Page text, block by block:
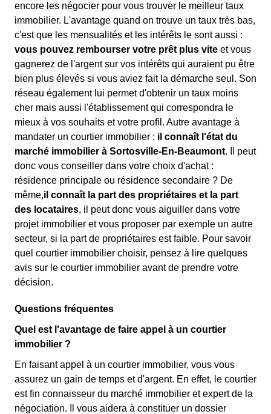
encore les négocier pour vous trouver le meilleur taux
immobilier. L'avantage quand on trouve un taux très bas,
c'est que les mensualités et les intérêts le sont aussi :
vous pouvez rembourser votre prêt plus vite et vous
gagnerez de l'argent sur vos intérêts qui auraient pu être
bien plus élevés si vous aviez fait la démarche seul. Son
réseau également lui permet d'obtenir un taux moins
cher mais aussi l'établissement qui correspondra le
mieux à vos souhaits et votre profil. Autre avantage à
mandater un courtier immobilier : il connaît l'état du
marché immobilier à Sortosville-En-Beaumont. Il peut
donc vous conseiller dans votre choix d'achat :
résidence principale ou résidence secondaire ? De
même,il connaît la part des propriétaires et la part
des locataires, il peut donc vous aiguiller dans votre
projet immobilier et vous proposer par exemple un autre
secteur, si la part de propriétaires est faible. Pour savoir
quel courtier immobilier choisir, pensez à lire quelques
avis sur le courtier immobilier avant de prendre votre
décision.
Questions fréquentes
Quel est l'avantage de faire appel à un courtier
immobilier ?
En faisant appel à un courtier immobilier, vous vous
assurez un gain de temps et d'argent. En effet, le courtier
est fin connaisseur du marché immobilier et expert de la
négociation. Il vous aidera à constituer un dossier